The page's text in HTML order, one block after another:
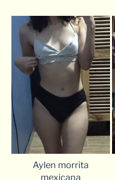
Aylen morrita
mexicana